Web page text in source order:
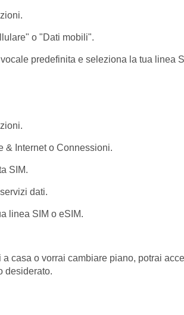
o "Dati mobili".
predefinita e seleziona la tua linea
& Internet o Connessioni.
SIM.
dati.
linea SIM o eSIM.
a casa o vorrai cambiare piano, potrai
desiderato.